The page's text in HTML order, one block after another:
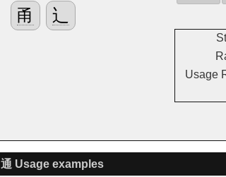
甬 辶
Usage
通 Usage examples